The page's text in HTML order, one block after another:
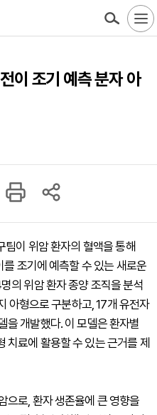
이 조기 예측 분자 아
이 위암 환자의 혈액을 통해
조기에 예측할 수 있는 새로운
의 위암 환자 종양 조직을 분석
아형으로 구분하고, 17개 유전자
을 개발했다. 이 모델은 환자별
치료에 활용할 수 있는 근거를 제
으로, 환자 생존율에 큰 영향을